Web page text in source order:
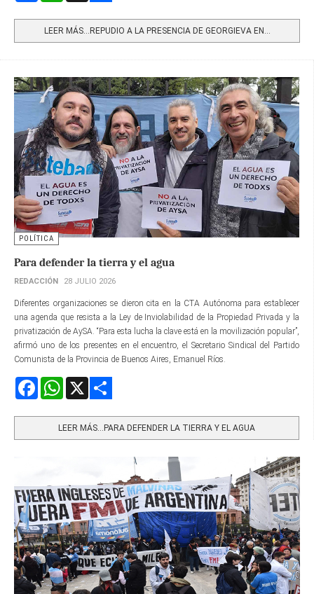
LEER MÁS…REPUDIO A LA PRESENCIA DE GEORGIEVA EN...
POLÍTICA
Para defender la tierra y el agua
REDACCIÓN 28 JULIO 2026
Diferentes organizaciones se dieron cita en la CTA Autónoma para establecer
una agenda que resista a la Ley de Inviolabilidad de la Propiedad Privada y la
privatización de AySA. “Para esta lucha la clave está en la movilización popular”,
afirmó uno de los presentes en el encuentro, el Secretario Sindical del Partido
Comunista de la Provincia de Buenos Aires, Emanuel Ríos.
FacebookWhatsApp
LEER MÁS…PARA DEFENDER LA TIERRA Y EL AGUA